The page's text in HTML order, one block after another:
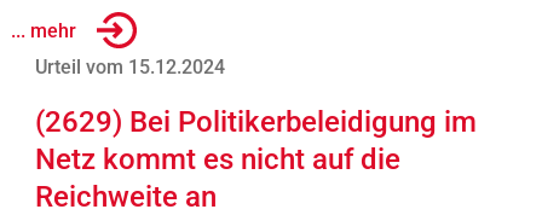
... mehr
Urteil vom 15.12.2024
(2629) Bei Politikerbeleidigung im
Netz kommt es nicht auf die
Reichweite an